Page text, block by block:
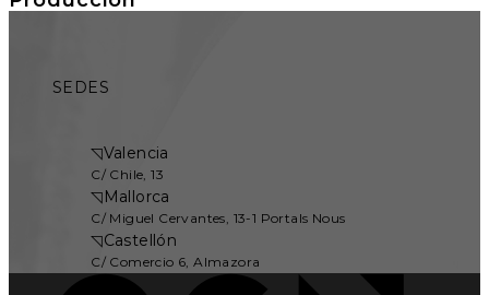
SEDES
◹Valencia
C/ Chile, 13
◹Mallorca
C/ Miguel Cervantes, 13-1 Portals Nous
◹Castellón
C/ Comercio 6, Almazora